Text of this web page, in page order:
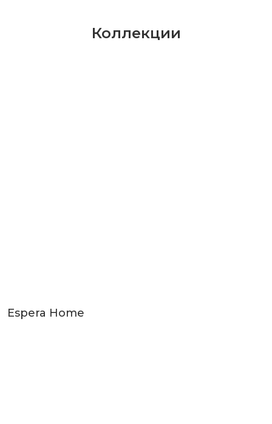
Коллекции
Espera Home